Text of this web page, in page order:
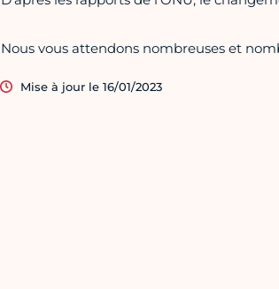
Nous vous attendons nombreuses et
Mise à jour le 16/01/2023